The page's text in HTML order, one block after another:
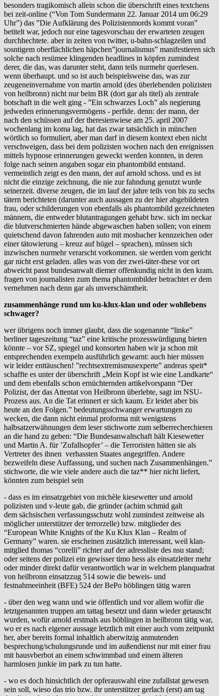
besonders tragikomisch allein schon die überschrift eines textchens
bei zeit-online (“Von Tom Sundermann 22. Januar 2014 um 06:29
Uhr”) das ”Die Aufklärung des Polizistenmords kommt voran”
betitelt war, jedoch nur eine tagesvorschau der erwarteten zeugen
durchhechtete. aber in zeiten von twitter, u-bahn-schlagzeilen und
sosntigem oberflächlichen häpchen”journalismus” manifestieren sich
solche nach resümee klingenden headlines in köpfen zumindest
derer, die das, was darunter steht, dann teils nurmehr querlesen.
wenn überhaupt. und so ist auch beispielsweise das, was zur
zeugeneinvernahme von martin arnold (des überlebenden polizisten
von heilbronn) nicht nur beim BR (dort gar als titel) als zentrale
botschaft in die welt ging - ”Ein schwarzes Loch” als negierung
jedweden erinnerungsvermögens - perfide. denn: der mann, der
nach den schüssen auf der theresienwiese am 25. april 2007
wochenlang im koma lag, hat das zwar tatsächlich in münchen
wörtlich so formuliert, aber man darf in diesem kontext eben nicht
verschweigen, dass bei dem polizisten wochen nach den ereignissen
mittels hypnose erinnerungen geweckt werden konnten, in deren
folge nach seinen angaben sogar ein phantombild entstand.
vermeintlich zeigt es den mann, der auf arnold schoss. und es ist
nicht die einzige zeichnung, die nie zur fahndung genutzt wurde
seinerzeit. diverse zeugen, die im lauf der jahre teils von bis zu sechs
tätern berichteten (darunter auch aussagen zu der hier abgebildeten
frau, oder schilderungen von ebenfalls als phantombild gezeichneten
männern, die entweder blutantragungen gehabt bzw. sich im neckar
die blutverschmierten hände abgewaschen haben sollen; von einem
quietschend davon fahrenden auto mit mosbacher kennzeichen oder
einer tätowierung – kreuz auf hügel – sprachen), müssen sich
inzwischen nurmehr verarscht vorkommen. sie werden vom gericht
gar nicht erst geladen. alles was von der zwei-täter-these vor ort
abweicht passt bundesanwalt diemer offenkundig nicht in den kram.
fragen von journalisten zum thema phantombilder betrachtet er dem
vernehmen nach denn gar als unverschämtheit.
zusammenhänge rund um ku-klux-klan und oder wohllebens
schwager?
wer übrigens noch immer glaubt, dass die sogenannte “linke”
berliner tageszeitung “taz” eine kritische prozesswürdigung bieten
könnte – vor SZ, spiegel und konsorten haben wir ja schon mit
entsprechenden exempeln ausführlich gewarnt: auch hier müssen
wir leider enttäuschen! ”rechtsextremismusexperte” andreas speit*
schaffte es unter der überschrift „Mein Kopf ist wie eine Landkarte“
und dem ebenfalls schon ernüchternden artikelvorspann “Der
Polizist, der das Attentat von Heilbronn überlebte, sagt im NSU-
Prozess aus. An die Tat erinnert er sich kaum. Er leidet aber bis
heute an den Folgen.” bedeutungsschwanger erwartungen zu
wecken, die dann nicht einmal proforma mit wenigstens
halbsatzerwähnungen dem leser stichworte zum selberrecherchieren
an die hand zu geben: “Die Bundesanwaltschaft hält Kiesewetter
und Martin A. für ’Zufallsopfer’ – die Terroristen hätten sie als
Vertreter des ihnen verhassten Staates angegriffen. Andere
bezweifeln diese Auffassung, und suchen nach Zusammenhängen.”
stichworte, die wie viele andere auch die taz** hier nicht liefert,
könnten zum beispiel sein
- dass es im einsatzgebiet von michèle kiesewetter und arnold
polizisten und v-leute gab, die gründer (achim schmid galt
dem sächsischen verfassungsschutz wohl zumindest zeitweise als
möglicher unterstützer der terrorzelle) bzw. mitglieder des
“European White Knights of the Ku Klux Klan – Realm of
Germany” waren. sie erscheinen zusätzlich interessant, weil klan-
mitglied thomas “corelli” richter auf der adressliste des nsu stand;
oder seitens der polizei ein gewisser timo hess als einsatzleiter mehr
oder minder direkt dafür verantwortlich war in welchem planquadrat
von heilbronn einsatzzug 514 sowie die beweis- und
festnahmeeinheit (BFE) 524 der BePo böblingen tätig waren
- über den weg wann und wie öffentlich und vor allem wofür die
letztgenannten truppen am tattag besetzt und dann wieder getauscht
wurden, wofür arnold erstmals aus böblingen in heilbronn tätig war,
wo er es nach eigener aussage letztlich mit einer auch vom zeitpunkt
her, aber bereits formal inhaltlich aberwitzig anmutenden
besprechung/schulungsrunde und im außendienst nur mit einer frau
mit hausvberbot an einem schwimmbad und einem älteren
harmlosen junkie im park zu tun hatte.
- wo es doch hinsichtlich der opferauswahl eine zufallstat gewesen
sein soll, wieso das trio bzw. ihr unterstützer gerlach (erst) am tag